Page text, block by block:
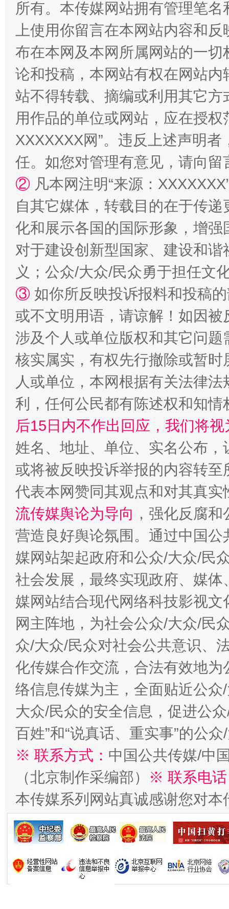
漫山遍野的桃花与雪山、麦地、白藏房 除
招工难、用工荒背后
这是一记警钟！ 谢
在谋一域中谋全局
今
习近平的博鳌关键词
魏明亮
所有。本传媒网站拥有管理笔
上使用你留言在本网站内容和
布在本网及本网所属网站的一
论和投稿，本网站有权在网站
站不得转载、摘编或利用其它
用作品的单位或网站，应在授
XXXXXXX网”。违反上述声明
任。如您对管理有意见，请向
② 凡本网注明“来源：
自其它媒体，转载目的在于传
化和展示各国的国际形象，增
对于建设创新型国家、建设和
义；公众/大众/民众勇于担任文
③ 如你所反映投诉报料和投稿
或不文明用语，请谅解！如因
涉及个人或单位版权和其它问题
核实属实，有权先行撤除或暂
人或单位，本网根据有关法律
利，任何公民都有陈述权和知情
后15日内不作出回应，我们将
姓名、地址、单位、实名公布
或将被反映投诉举报的内容转
代表本网赞同其观点和对其真实
流传媒舆论为导向 ，强化反腐
营造良好舆论氛围。通过中国
媒网站架起政府和公众/大众/民
社会发展，最终实现政府、媒
媒网站结合现代网络科技影视
网主阵地，为社会公众/大众/民
众/大众/民众对社会公共意识、
化传媒合作交流，合法有效地
络信息传媒为主，全面贴近公
大众/民众的安全信息，促进公
百姓”和“说真话、重实事”的公
※ 联系方式： 中国公共传媒/中
（北京制作采编部）
※ 联系电
本传媒系列网站真诚感谢您对